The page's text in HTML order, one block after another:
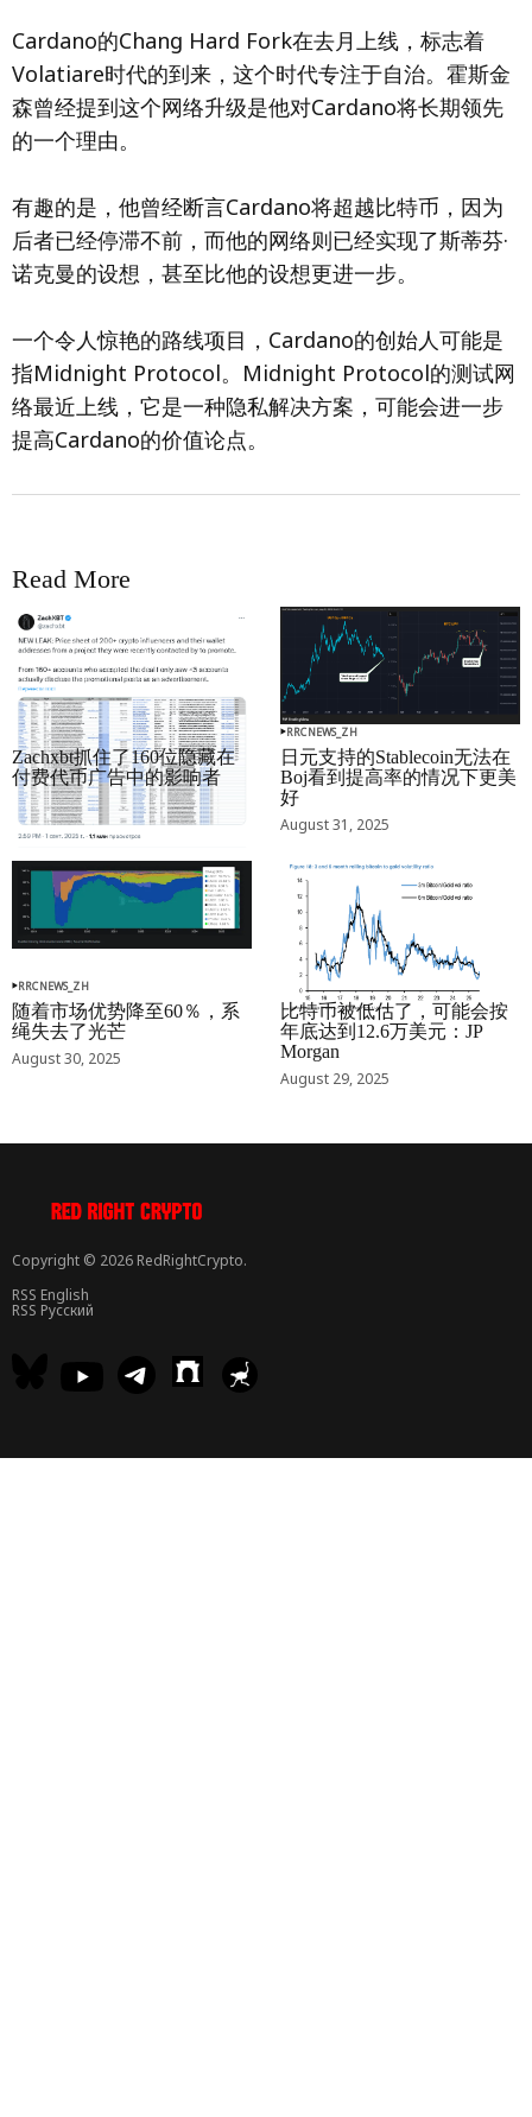
Cardano的Chang Hard Fork在去月上线，标志着
Volatiare时代的到来，这个时代专注于自治。霍斯金
森曾经提到这个网络升级是他对Cardano将长期领先
的一个理由。
有趣的是，他曾经断言Cardano将超越比特币，因为
后者已经停滞不前，而他的网络则已经实现了斯蒂芬·
诺克曼的设想，甚至比他的设想更进一步。
一个令人惊艳的路线项目，Cardano的创始人可能是
指Midnight Protocol。Midnight Protocol的测试网
络最近上线，它是一种隐私解决方案，可能会进一步
提高Cardano的价值论点。
Read More
RRCNEWS_ZH
Zachxbt抓住了160位隐藏在
付费代币广告中的影响者
September 01, 2025
RRCNEWS_ZH
日元支持的Stablecoin无法在
Boj看到提高率的情况下更美
好
August 31, 2025
RRCNEWS_ZH
随着市场优势降至60％，系
绳失去了光芒
August 30, 2025
RRCNEWS_ZH
比特币被低估了，可能会按
年底达到12.6万美元：JP
Morgan
August 29, 2025
Copyright © 2026 RedRightCrypto.
RSS English
RSS Русский